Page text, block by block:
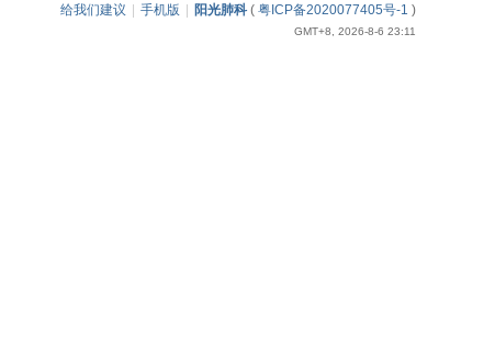
给我们建议 手机版 阳光肺科( 粤ICP备2020077405号-1 )
GMT+8, 2026-8-6 23:11